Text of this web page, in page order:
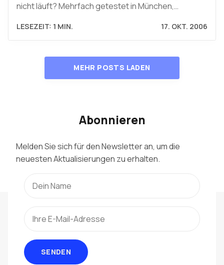
nicht läuft? Mehrfach getestet in München,…
LESEZEIT: 1 MIN. 17. OKT. 2006
MEHR POSTS LADEN
Abonnieren
Melden Sie sich für den Newsletter an, um die
neuesten Aktualisierungen zu erhalten.
SENDEN